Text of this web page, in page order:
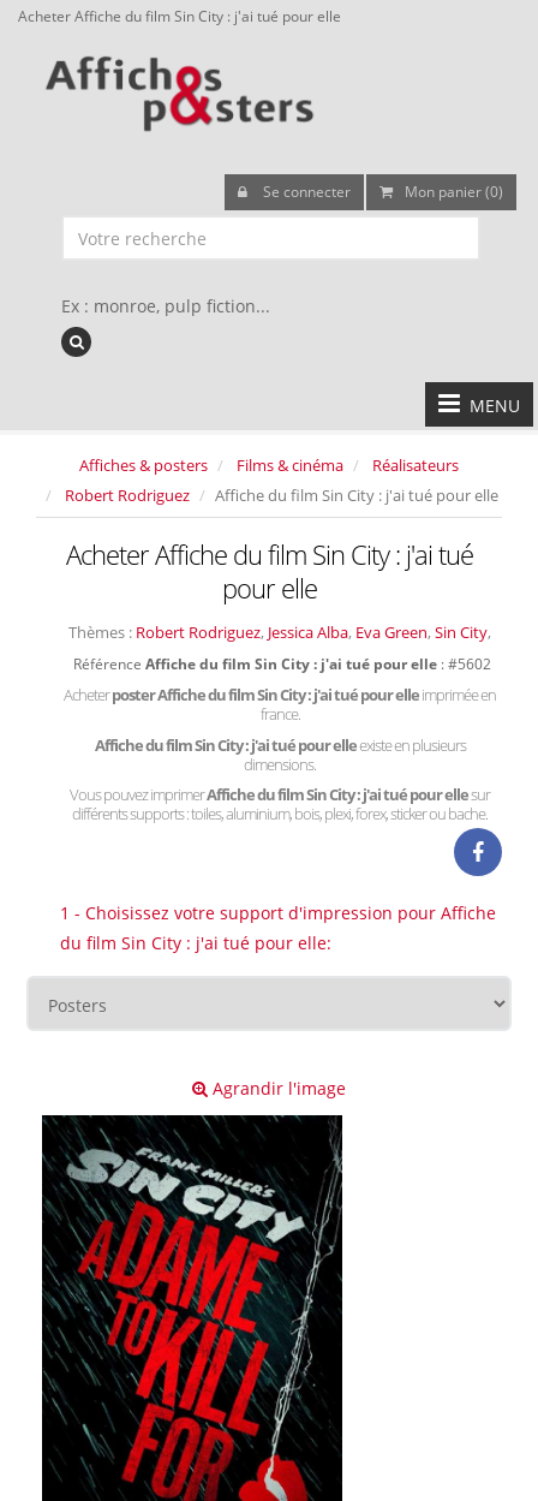
Acheter Affiche du film Sin City : j'ai tué pour elle
Se connecter Mon panier (0)
Ex : monroe, pulp fiction...
MENU
Affiches & posters Films & cinéma
Réalisateurs
Robert Rodriguez
Affiche du film Sin City : j'ai tué pour elle
Acheter Affiche du film Sin City : j'ai tué
pour elle
Thèmes : Robert Rodriguez, Jessica Alba, Eva Green, Sin City,
Référence Affiche du film Sin City : j'ai tué pour elle : #5602
Acheterposter Affiche du film Sin City : j'ai tué pour elleimprimée en
france.
Affiche du film Sin City : j'ai tué pour elleexiste en plusieurs
dimensions.
Vous pouvez imprimerAffiche du film Sin City : j'ai tué pour ellesur
différents supports : toiles, aluminium, bois, plexi, forex, sticker ou bache.
1 - Choisissez votre support d'impression pour Affiche
du film Sin City : j'ai tué pour elle:
Agrandir l'image